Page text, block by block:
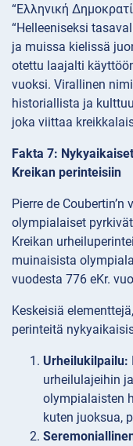
“Ελληνική
“Helleeniseksi
ja muissa kielissä
otettu laajalti
vuoksi. Virallinen
historiallista ja
joka viittaa
Fakta 7:
Kreikan perinteisiin
Pierre de
olympialaiset
Kreikan
muinaisista
vuodesta 776 eKr.
Keskeisiä
perinteitä
Urheilukilpailu:
urheilulajeihin
olympialaisten
kuten juoksua,